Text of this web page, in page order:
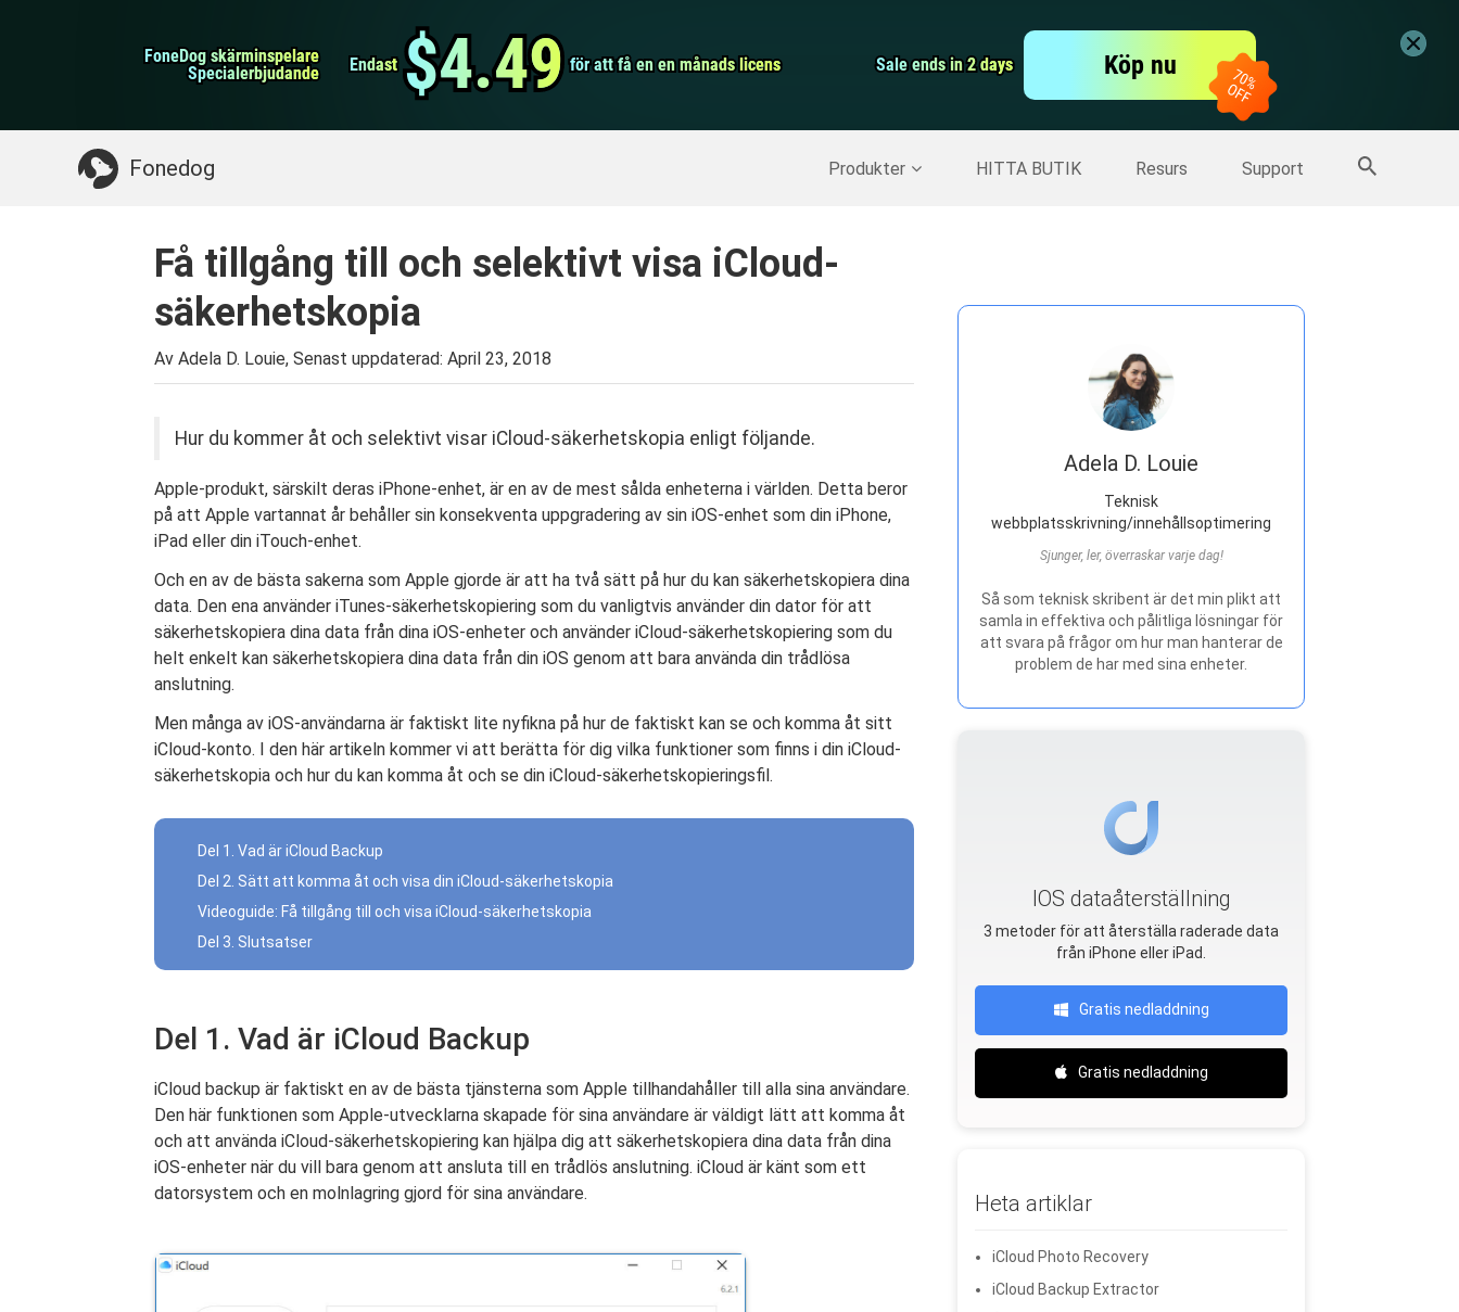
FoneDog skärminspelare
FoneDog skärminspelare
Specialerbjudande
Specialerbjudande Endast
Endast $4.49
$4.49 för att få en en månads licens
för att få en en månads licens Sale ends in 2 days
Sale ends in 2 days Köp nu
Fonedog Produkter HITTA BUTIK Resurs Support
iPhone Cleaner Screen Recorder
Något du kan behöva: IPhone Backup>> Fler produkter
Få tillgång till och selektivt visa iCloud-
säkerhetskopia
Av Adela D. Louie, Senast uppdaterad: April 23, 2018
Hur du kommer åt och selektivt visar iCloud-säkerhetskopia enligt följande.
Apple-produkt, särskilt deras iPhone-enhet, är en av de mest sålda enheterna i världen. Detta beror
på att Apple vartannat år behåller sin konsekventa uppgradering av sin iOS-enhet som din iPhone,
iPad eller din iTouch-enhet.
Och en av de bästa sakerna som Apple gjorde är att ha två sätt på hur du kan säkerhetskopiera dina
data. Den ena använder iTunes-säkerhetskopiering som du vanligtvis använder din dator för att
säkerhetskopiera dina data från dina iOS-enheter och använder iCloud-säkerhetskopiering som du
helt enkelt kan säkerhetskopiera dina data från din iOS genom att bara använda din trådlösa
anslutning.
Men många av iOS-användarna är faktiskt lite nyfikna på hur de faktiskt kan se och komma åt sitt
iCloud-konto. I den här artikeln kommer vi att berätta för dig vilka funktioner som finns i din iCloud-
säkerhetskopia och hur du kan komma åt och se din iCloud-säkerhetskopieringsfil.
Del 1. Vad är iCloud Backup
Del 2. Sätt att komma åt och visa din iCloud-säkerhetskopia
Videoguide: Få tillgång till och visa iCloud-säkerhetskopia
Del 3. Slutsatser
Del 1. Vad är iCloud Backup
iCloud backup är faktiskt en av de bästa tjänsterna som Apple tillhandahåller till alla sina användare.
Den här funktionen som Apple-utvecklarna skapade för sina användare är väldigt lätt att komma åt
och att använda iCloud-säkerhetskopiering kan hjälpa dig att säkerhetskopiera dina data från dina
iOS-enheter när du vill bara genom att ansluta till en trådlös anslutning. iCloud är känt som ett
datorsystem och en molnlagring gjord för sina användare.
Adela D. Louie
Teknisk
webbplatsskrivning/innehållsoptimering
Sjunger, ler, överraskar varje dag!
Så som teknisk skribent är det min plikt att
samla in effektiva och pålitliga lösningar för
att svara på frågor om hur man hanterar de
problem de har med sina enheter.
IOS dataåterställning
3 metoder för att återställa raderade data
från iPhone eller iPad.
Gratis nedladdning
Gratis nedladdning
Heta artiklar
iCloud Photo Recovery
iCloud Backup Extractor